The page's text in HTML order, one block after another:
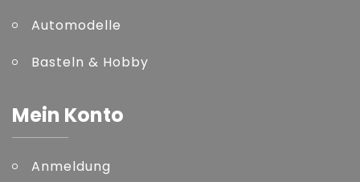
Automodelle
Basteln & Hobby
Mein Konto
Anmeldung